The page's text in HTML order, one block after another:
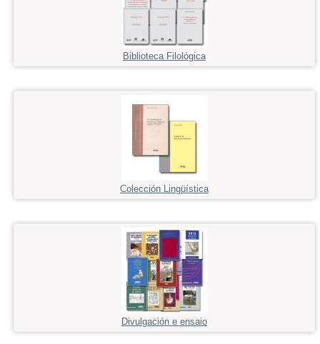
Biblioteca Filológica
Colección Lingüística
Divulgación e ensaio